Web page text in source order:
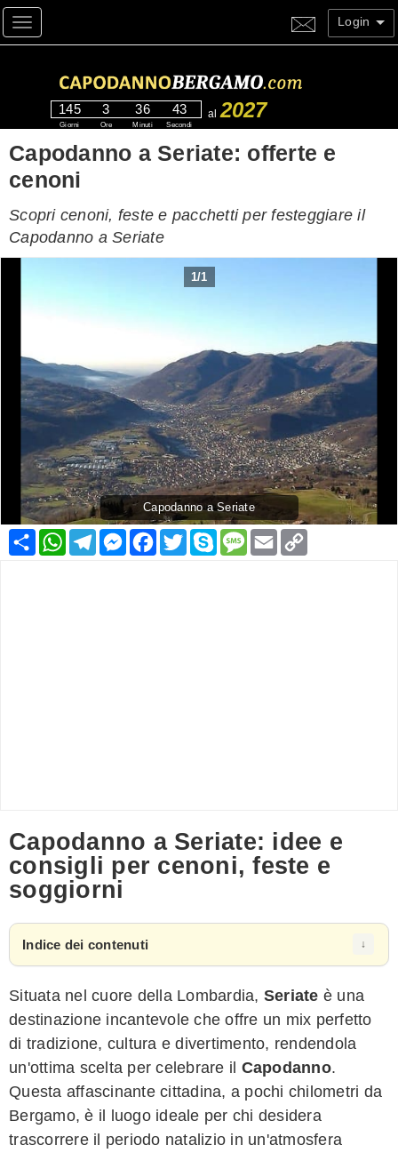
Toggle navigation Login
145
Giorni
3
Ore
36
Minuti
42
Secondi
al 2027
Capodanno a Seriate: offerte e
cenoni
Scopri cenoni, feste e pacchetti per festeggiare il
Capodanno a Seriate
1/1
Capodanno a Seriate
Condividi
WhatsApp
Telegram
Messenger
Facebook
TwitterSkypeMessage
Email
Capodanno a Seriate: idee e
consigli per cenoni, feste e
soggiorni
Indice dei contenuti
Situata nel cuore della Lombardia, Seriate è una
destinazione incantevole che offre un mix perfetto
di tradizione, cultura e divertimento, rendendola
un'ottima scelta per celebrare il Capodanno.
Questa affascinante cittadina, a pochi chilometri da
Bergamo, è il luogo ideale per chi desidera
trascorrere il periodo natalizio in un'atmosfera